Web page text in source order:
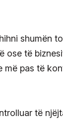
shumën
ose të
më pas të
të